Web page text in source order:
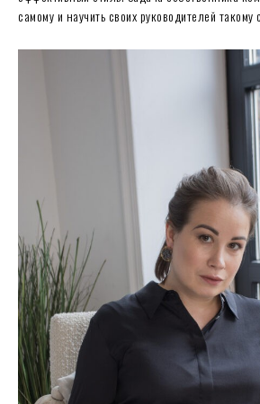
самому и научить своих руководителей